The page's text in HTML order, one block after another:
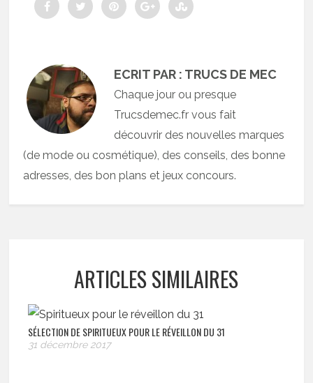
ECRIT PAR : TRUCS DE MEC
Chaque jour ou presque
Trucsdemec.fr vous fait
découvrir des nouvelles marques
(de mode ou cosmétique), des conseils, des bonne
adresses, des bon plans et jeux concours.
ARTICLES SIMILAIRES
SÉLECTION DE SPIRITUEUX POUR LE RÉVEILLON DU 31
31 décembre 2017